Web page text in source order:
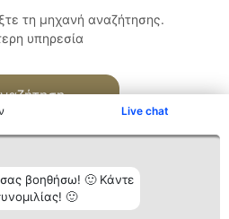
Live chat
βοηθήσω! 🙂 Κάντε
🙂
τη μηχανή αναζήτησης.
υπηρεσία